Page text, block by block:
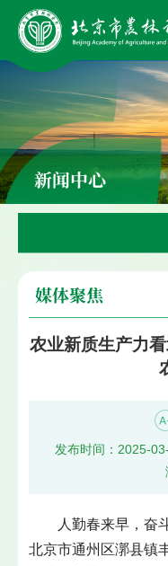
新闻中心
媒体聚焦
农业新质生产力
发布时间：2025-
人勤春来早，奋
北京市通州区漷县镇